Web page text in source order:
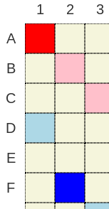
1 2
3
A
B
C
D
E
F